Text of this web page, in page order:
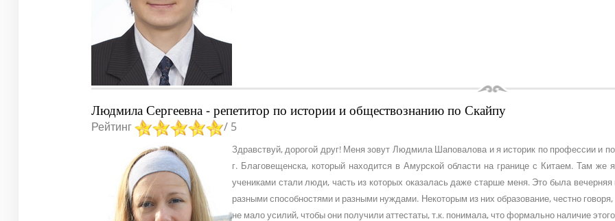
Людмила Сергеевна - репетитор по истории и обществознанию по Скайпу
Рейтинг / 5
Здравствуй, дорогой друг! Меня зовут Людмила Шаповалова и я историк по профессии и по
г. Благовещенска, который находится в Амурской области на границе с Китаем. Там
учениками стали люди, часть из которых оказалась даже старше меня. Это была
разными способностями и разными нуждами. Некоторым из них образование, честно
не мало усилий, чтобы они получили аттестаты, т.к. понимала, что формально наличие